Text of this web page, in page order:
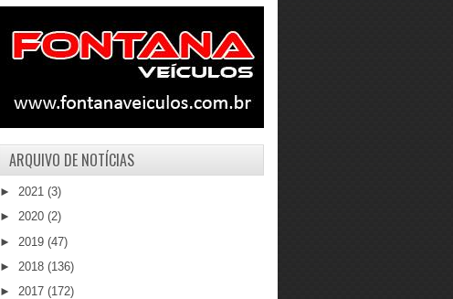
ARQUIVO DE NOTÍCIAS
► 2021 (3)
► 2020 (2)
► 2019 (47)
► 2018 (136)
► 2017 (172)